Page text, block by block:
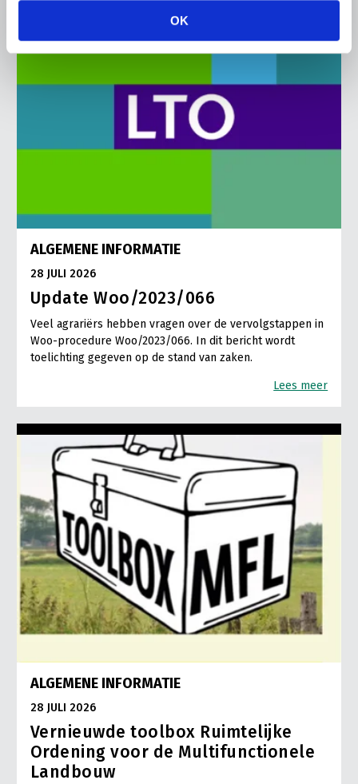
OK
ALGEMENE INFORMATIE
28 JULI 2026
Update Woo/2023/066
Veel agrariërs hebben vragen over de vervolgstappen in
Woo-procedure Woo/2023/066. In dit bericht wordt
toelichting gegeven op de stand van zaken.
Lees meer
ALGEMENE INFORMATIE
28 JULI 2026
Vernieuwde toolbox Ruimtelijke
Ordening voor de Multifunctionele
Landbouw